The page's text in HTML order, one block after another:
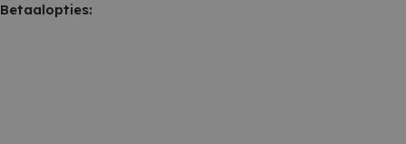
Betaalopties: